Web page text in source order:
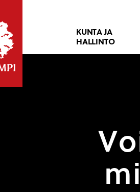
KUNTA JA
HALLINTO